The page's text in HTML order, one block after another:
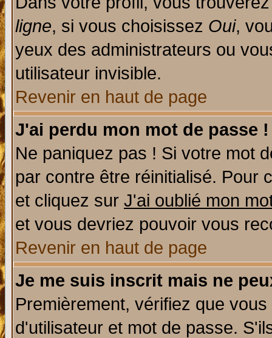
ligne, si vous choisissez Oui,
yeux des administrateurs ou
utilisateur invisible.
Revenir en haut de page
J'ai perdu mon mot de passe !
Ne paniquez pas ! Si votre mot
par contre être réinitialisé. Pour
et cliquez sur J'ai oublié mon
et vous devriez pouvoir vous
Revenir en haut de page
Je me suis inscrit mais ne
Premièrement, vérifiez que
d'utilisateur et mot de passe.